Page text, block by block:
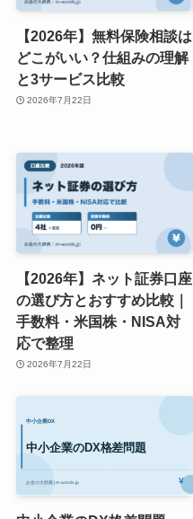
【2026年】無料保険相談は
どこがいい？仕組みの理解
と3サービス比較
2026年7月22日
【2026年】ネット証券口座
の選び方とおすすめ比較｜
手数料・米国株・NISA対
応で整理
2026年7月22日